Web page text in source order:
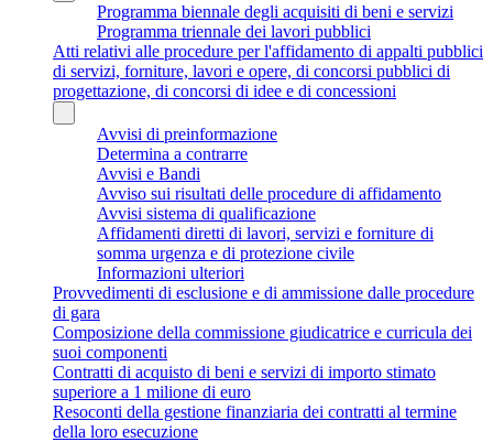
Programma biennale degli acquisiti di beni e servizi
Programma triennale dei lavori pubblici
Atti relativi alle procedure per l'affidamento di appalti pubblici
di servizi, forniture, lavori e opere, di concorsi pubblici di
progettazione, di concorsi di idee e di concessioni
Avvisi di preinformazione
Determina a contrarre
Avvisi e Bandi
Avviso sui risultati delle procedure di affidamento
Avvisi sistema di qualificazione
Affidamenti diretti di lavori, servizi e forniture di
somma urgenza e di protezione civile
Informazioni ulteriori
Provvedimenti di esclusione e di ammissione dalle procedure
di gara
Composizione della commissione giudicatrice e curricula dei
suoi componenti
Contratti di acquisto di beni e servizi di importo stimato
superiore a 1 milione di euro
Resoconti della gestione finanziaria dei contratti al termine
della loro esecuzione